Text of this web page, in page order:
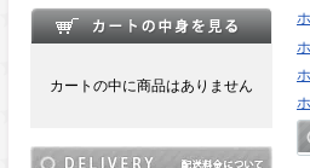
カートの中に商品はありません